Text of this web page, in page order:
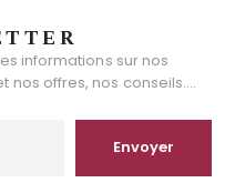
informations sur nos
nos offres, nos conseils....